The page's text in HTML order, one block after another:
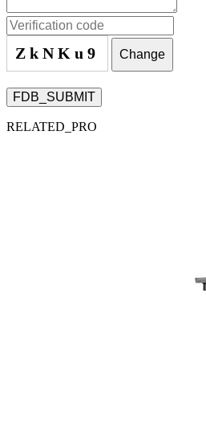
ZkNKu9 Change
FDB_SUBMIT
RELATED_PRO